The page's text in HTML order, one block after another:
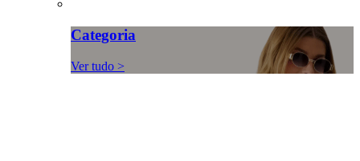
Categoria
Ver tudo >